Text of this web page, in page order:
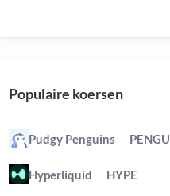
Populaire koersen
Pudgy Penguins PENGU
Hyperliquid HYPE